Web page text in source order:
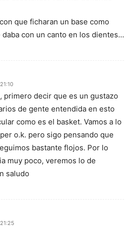
que ficharan un base como
daba con un canto en los dientes…
primero decir que es un gustazo
de gente entendida en esto
como es el basket. Vamos a lo
o.k. pero sigo pensando que
bastante flojos. Por lo
muy poco, veremos lo de
saludo